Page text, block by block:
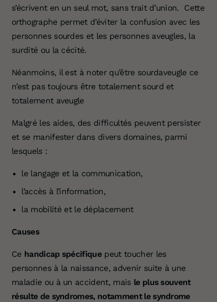
s’écrivent en un seul mot, sans trait d’union. Cette
orthographe permet d’éviter la confusion avec les
personnes sourdes et les personnes aveugles, la
surdité ou la cécité.
Néanmoins, il est à noter qu’être sourdaveugle ce
n’est pas toujours être totalement sourd et
totalement aveugle
Malgré les aides, des difficultés peuvent persister
et se manifester dans divers domaines, parmi
lesquels :
le langage et la communication,
l’accès à l’information,
la mobilité et le déplacement
Causes
Ce handicap spécifique peut toucher les
personnes à la naissance, advenir suite à une
maladie ou à un accident, mais le plus souvent
résulte de syndromes, notamment le syndrome